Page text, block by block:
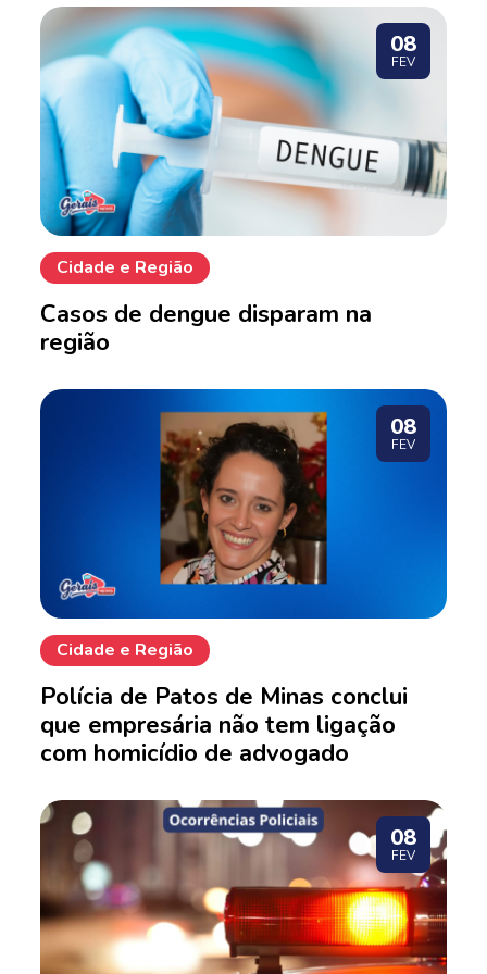
08
FEV
Cidade e Região
Casos de dengue disparam na
região
08
FEV
Cidade e Região
Polícia de Patos de Minas conclui
que empresária não tem ligação
com homicídio de advogado
08
FEV